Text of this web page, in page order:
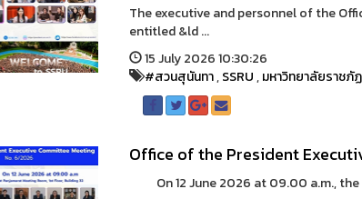
The executive and personnel of the
entitled &ld ...
15 July 2026 10:30:26
#สวนสุนันทา,SSRU,มหาวิทยาลัยราชภั
Office of the President
On 12 June 2026 at 09.00 a.m., the